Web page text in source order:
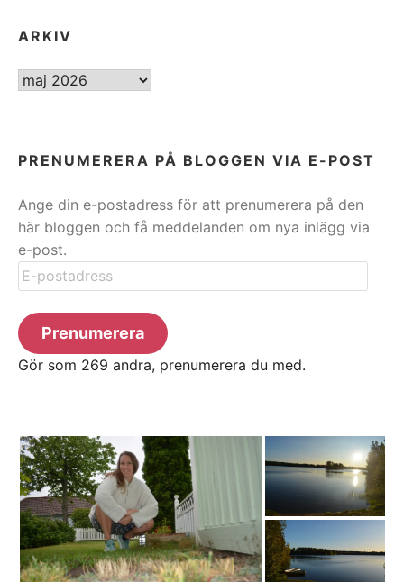
ARKIV
ARKIV
PRENUMERERA PÅ BLOGGEN VIA E-POST
Ange din e-postadress för att prenumerera på den
här bloggen och få meddelanden om nya inlägg via
e-post.
E-
postadress
Prenumerera
Gör som 269 andra, prenumerera du med.